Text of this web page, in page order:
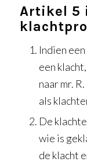
Artikel 5
Indien
een
naar mr.
als
De
wie is
de klacht